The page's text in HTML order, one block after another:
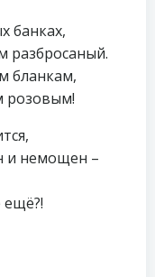
банках,
бланкам,
розовым!
и немощен –
ещё?!